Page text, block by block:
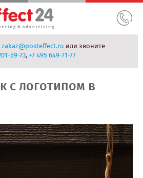
zakaz@posteffect.ru или звоните
59-73,+7 495 649-71-77
с логотипом в